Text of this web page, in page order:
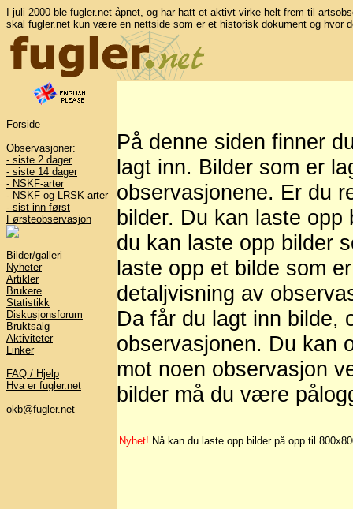
I juli 2000 ble fugler.net åpnet, og har hatt et aktivt virke helt frem til
skal fugler.net kun være en nettside som er et historisk dokument og hvor
Forside
Observasjoner:
- siste 2 dager
- siste 14 dager
- NSKF-arter
- NSKF og LRSK-arter
- sist inn først
Førsteobservasjon
Bilder/galleri
Nyheter
Artikler
Brukere
Statistikk
Diskusjonsforum
Bruktsalg
Aktiviteter
Linker
FAQ / Hjelp
Hva er fugler.net
okb@fugler.net
På denne siden finner
lagt inn. Bilder som er
observasjonene. Er du
bilder. Du kan laste
du kan laste opp bilder
laste opp et bilde som
detaljvisning av
Da får du lagt inn bilde,
observasjonen. Du kan
mot noen observasjon
bilder må du være
Nyhet! Nå kan du laste opp bilder på opp til